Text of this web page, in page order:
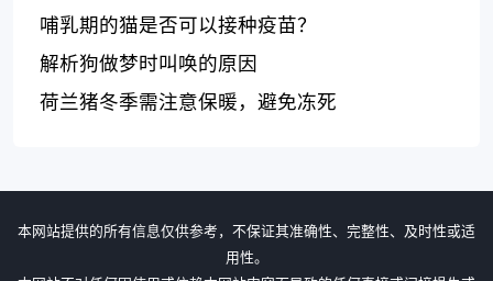
哺乳期的猫是否可以接种疫苗？
解析狗做梦时叫唤的原因
荷兰猪冬季需注意保暖，避免冻死
本网站提供的所有信息仅供参考，不保证其准确性、完整性、及时性或适
用性。